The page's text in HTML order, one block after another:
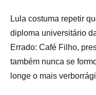
Lula costuma repetir
diploma universitário
Errado: Café Filho,
também nunca se
longe o mais